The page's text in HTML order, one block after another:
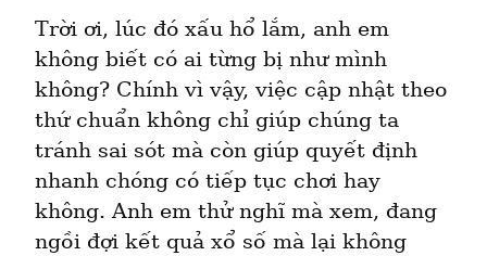
Trời ơi, lúc đó xấu hổ lắm, anh em
không biết có ai từng bị như mình
không? Chính vì vậy, việc cập nhật theo
thứ chuẩn không chỉ giúp chúng ta
tránh sai sót mà còn giúp quyết định
nhanh chóng có tiếp tục chơi hay
không. Anh em thử nghĩ mà xem, đang
ngồi đợi kết quả xổ số mà lại không